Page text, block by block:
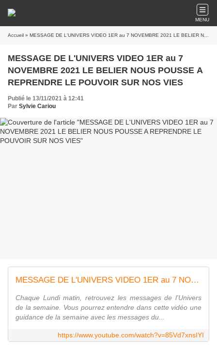
MENU
Accueil » MESSAGE DE L'UNIVERS VIDEO 1ER au 7 NOVEMBRE 2021 LE BELIER NOUS POUSSE A REPRENDRE LE POUVOIR SUR NOS VIES
MESSAGE DE L'UNIVERS VIDEO 1ER au 7
NOVEMBRE 2021 LE BELIER NOUS POUSSE A
REPRENDRE LE POUVOIR SUR NOS VIES
Publié le 13/11/2021 à 12:41
Par Sylvie Cariou
MESSAGE DE L'UNIVERS VIDEO 1ER au 7 NOV LE BELIER NOUS INVITE A PREPRENDRE LE POUVOIR SUR NOUS MEME
Chaque Lundi matin, retrouvez les messages de l'Univers
de la semaine. Vous pourrez entendre dans cette vidéo une
guidance de la semaine avec les messages du...
https://www.youtube.com/watch?v=85Vd7xnsIYI